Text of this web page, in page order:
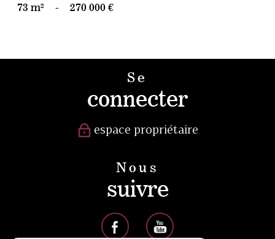
73 m² - 270 000 €
Se
connecter
espace propriétaire
Nous
suivre